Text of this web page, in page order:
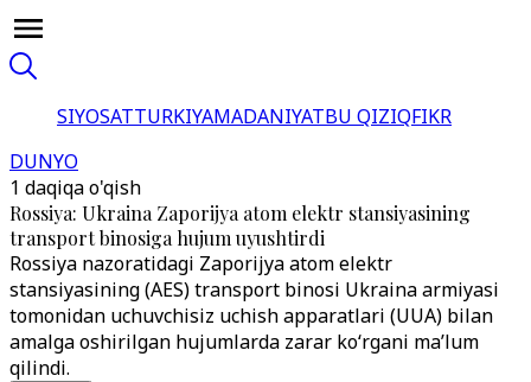
SIYOSATTURKIYAMADANIYATBU QIZIQFIKR
DUNYO
1 daqiqa o'qish
Rossiya: Ukraina Zaporijya atom elektr stansiyasining
transport binosiga hujum uyushtirdi
Rossiya nazoratidagi Zaporijya atom elektr
stansiyasining (AES) transport binosi Ukraina armiyasi
tomonidan uchuvchisiz uchish apparatlari (UUA) bilan
amalga oshirilgan hujumlarda zarar ko‘rgani ma’lum
qilindi.